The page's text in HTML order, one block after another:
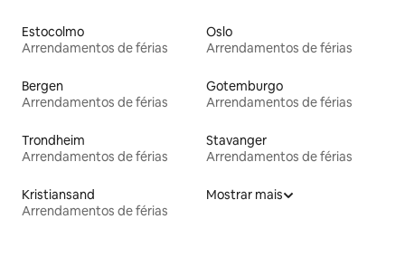
Estocolmo
Arrendamentos de férias
Oslo
Arrendamentos de férias
Bergen
Arrendamentos de férias
Gotemburgo
Arrendamentos de férias
Trondheim
Arrendamentos de férias
Stavanger
Arrendamentos de férias
Kristiansand
Arrendamentos de férias
Mostrar mais